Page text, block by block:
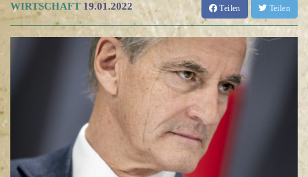
WIRTSCHAFT 19.01.2022 Teilen Teilen